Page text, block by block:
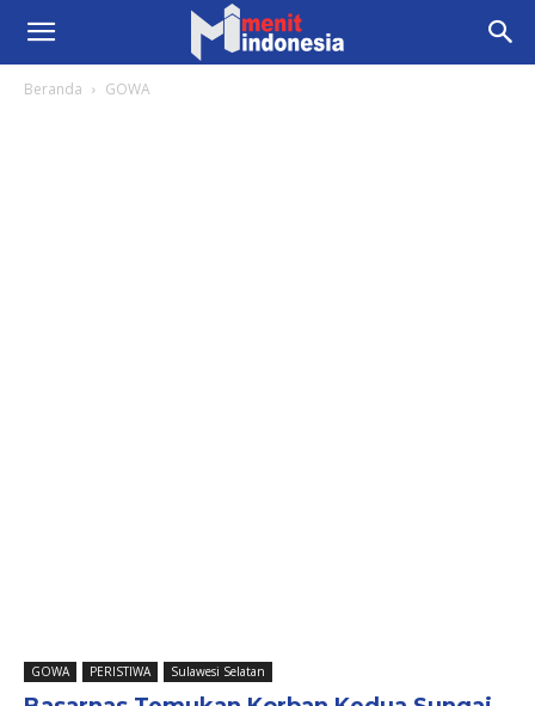
Beranda GOWA
GOWA PERISTIWA Sulawesi Selatan